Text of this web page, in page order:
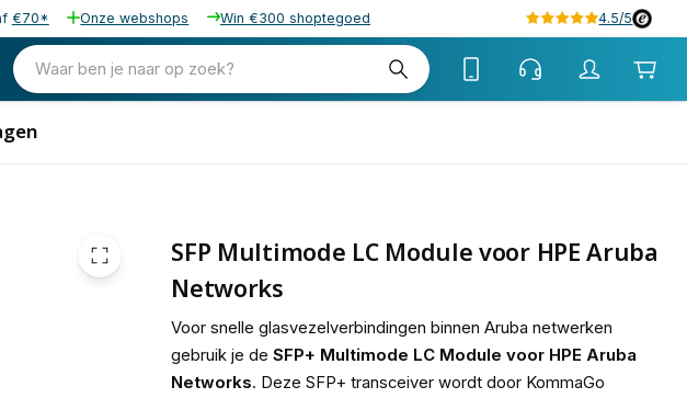
€70* Onze webshops Win €300 shoptegoed 4.5/5
Waar ben je naar op zoek?
SFP Multimode LC Module voor HPE Aruba
Networks
Voor snelle glasvezelverbindingen binnen Aruba netwerken
gebruik je deSFP+ Multimode LC Module voor HPE Aruba
Networks. Deze SFP+ transceiver wordt door KommaGo
39,00 excl. btw
47,19 incl. btw